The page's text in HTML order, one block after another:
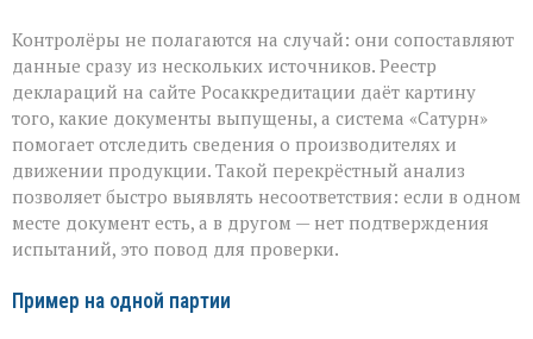
Контролёры не полагаются на случай: они сопоставляют
данные сразу из нескольких источников. Реестр
деклараций на сайте Росаккредитации даёт картину
того, какие документы выпущены, а система «Сатурн»
помогает отследить сведения о производителях и
движении продукции. Такой перекрёстный анализ
позволяет быстро выявлять несоответствия: если в одном
месте документ есть, а в другом — нет подтверждения
испытаний, это повод для проверки.
Пример на одной партии